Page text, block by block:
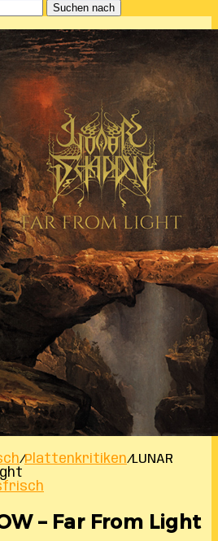
Suchen nach
/Plattenkritiken/LUNAR
– Far From Light